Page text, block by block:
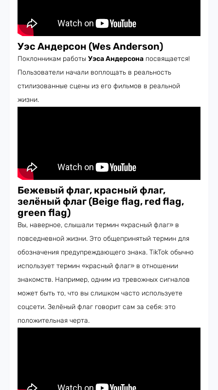
Уэс Андерсон (Wes Anderson)
Поклонникам работы Уэса Андерсона посвящается!
Пользователи начали воплощать в реальность
стилизованные сцены из его фильмов в реальной
жизни.
Бежевый флаг, красный флаг,
зелёный флаг (Beige flag, red flag,
green flag)
Вы, наверное, слышали термин «красный флаг» в
повседневной жизни. Это общепринятый термин для
обозначения предупреждающего знака. TikTok обычно
использует термин «красный флаг» в отношении
знакомств. Например, одним из тревожных сигналов
может быть то, что вы слишком часто используете
соцсети. Зелёный флаг говорит сам за себя: это
положительная черта.